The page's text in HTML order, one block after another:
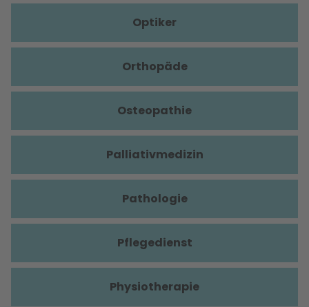
Optiker
Orthopäde
Osteopathie
Palliativmedizin
Pathologie
Pflegedienst
Physiotherapie